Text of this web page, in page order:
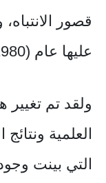
قصور
عليها عام (1980).
ولقد تم تغيير
العلمية
التي بينت